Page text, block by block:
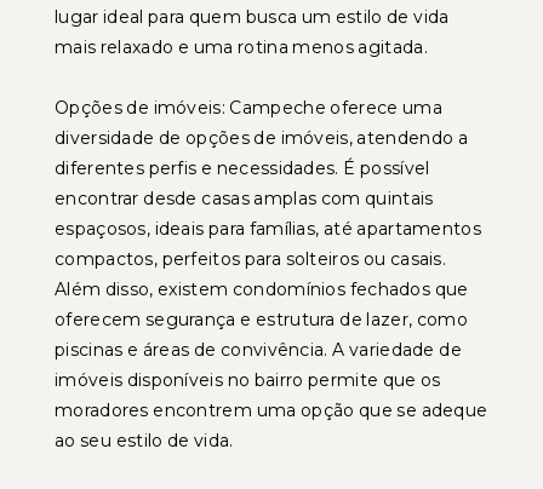
lugar ideal para quem busca um estilo de vida
mais relaxado e uma rotina menos agitada.
Opções de imóveis: Campeche oferece uma
diversidade de opções de imóveis, atendendo a
diferentes perfis e necessidades. É possível
encontrar desde casas amplas com quintais
espaçosos, ideais para famílias, até apartamentos
compactos, perfeitos para solteiros ou casais.
Além disso, existem condomínios fechados que
oferecem segurança e estrutura de lazer, como
piscinas e áreas de convivência. A variedade de
imóveis disponíveis no bairro permite que os
moradores encontrem uma opção que se adeque
ao seu estilo de vida.